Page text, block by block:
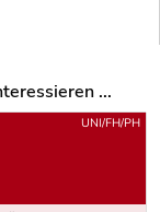
...
UNI/FH/PH